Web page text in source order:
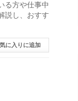
る方や仕事中
説し、おすす
に入りに追加